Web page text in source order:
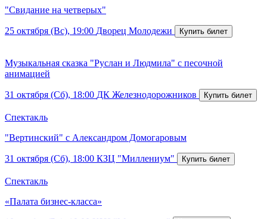
"Свидание на четверых"
25 октября (Вс), 19:00 Дворец Молодежи
Музыкальная сказка "Руслан и Людмила" с песочной
анимацией
31 октября (Сб), 18:00 ДК Железнодорожников
Спектакль
"Вертинский" с Александром Домогаровым
31 октября (Сб), 18:00 КЗЦ "Миллениум"
Спектакль
«Палата бизнес-класса»